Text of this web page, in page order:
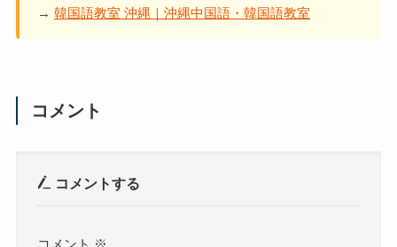
→ 韓国語教室 沖縄｜沖縄中国語・韓国語教室
コメント
コメントする